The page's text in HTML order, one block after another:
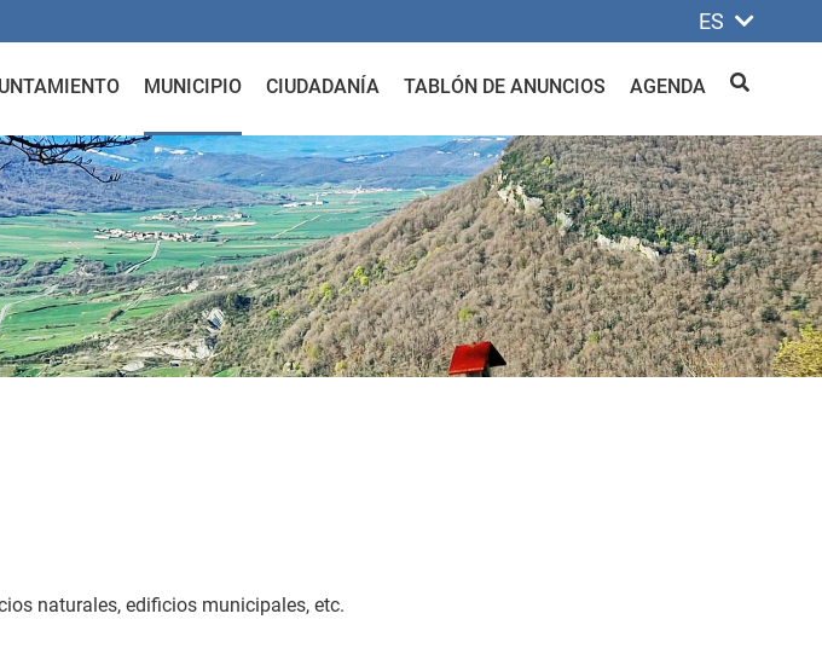
ES
MUNICIPIO CIUDADANÍA TABLÓN DE ANUNCIOS AGENDA BUSCAR
naturales, edificios municipales, etc.